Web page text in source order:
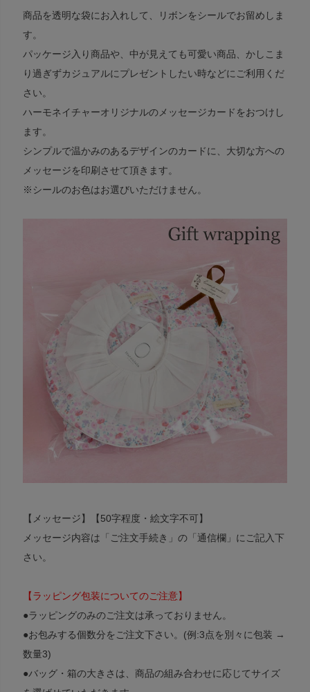
商品を透明な袋にお入れして、リボンをシールでお留めしま
す。
パッケージ入り商品や、中が見えても可愛い商品、かしこま
り過ぎずカジュアルにプレゼントしたい時などにご利用くだ
さい。
ハーモネイチャーオリジナルのメッセージカードをおつけし
ます。
シンプルで温かみのあるデザインのカードに、大切な方への
メッセージを印刷させて頂きます。
※シールのお色はお選びいただけません。
【メッセージ】【50字程度・絵文字不可】
メッセージ内容は「ご注文手続き」の「通信欄」にご記入下
さい。
【ラッピング包装についてのご注意】
●ラッピングのみのご注文は承っておりません。
●お包みする個数分をご注文下さい。(例:3点を別々に包装 →
数量3)
●バッグ・箱の大きさは、商品の組み合わせに応じてサイズ